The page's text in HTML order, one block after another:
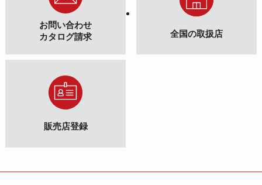
お問い合わせ
カタログ請求
全国の取扱店
販売店登録